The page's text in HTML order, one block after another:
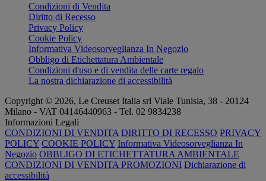
Condizioni di Vendita
Diritto di Recesso
Privacy Policy
Cookie Policy
Informativa Videosorveglianza In Negozio
Obbligo di Etichettatura Ambientale
Condizioni d'uso e di vendita delle carte regalo
La nostra dichiarazione di accessibilità
Copyright © 2026, Le Creuset Italia srl ​​Viale Tunisia, 38 - 20124
Milano - VAT 04146440963 - Tel. 02 9834238
Informazioni Legali
CONDIZIONI DI VENDITA DIRITTO DI RECESSO PRIVACY
POLICY COOKIE POLICY Informativa Videosorveglianza In
Negozio OBBLIGO DI ETICHETTATURA AMBIENTALE
CONDIZIONI DI VENDITA PROMOZIONI Dichiarazione di
accessibilità